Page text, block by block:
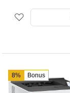
8% Bonus